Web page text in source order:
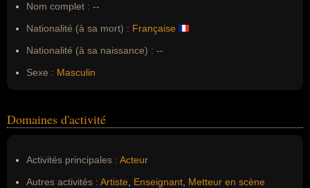
Nom complet : --
Nationalité (à sa mort) : Française
Nationalité (à sa naissance) : --
Sexe : Masculin
Domaines d'activité
Activités principales : Acteur
Autres activités : Artiste Enseignant Metteur en scène